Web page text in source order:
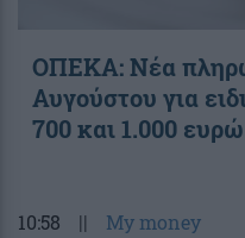
ΟΠΕΚΑ: Νέα
Αυγούστου για
700 και 1.000
10:58 || My money